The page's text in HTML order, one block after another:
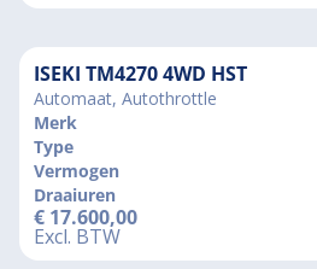
ISEKI TM4270 4WD HST
Automaat, Autothrottle
Merk
Type
Vermogen
Draaiuren
€ 17.600,00
Excl. BTW